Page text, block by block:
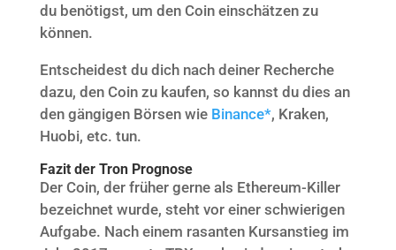
du benötigst, um den Coin einschätzen zu
können.
Entscheidest du dich nach deiner Recherche
dazu, den Coin zu kaufen, so kannst du dies an
den gängigen Börsen wie Binance*, Kraken,
Huobi, etc. tun.
Fazit der Tron Prognose
Der Coin, der früher gerne als Ethereum-Killer
bezeichnet wurde, steht vor einer schwierigen
Aufgabe. Nach einem rasanten Kursanstieg im